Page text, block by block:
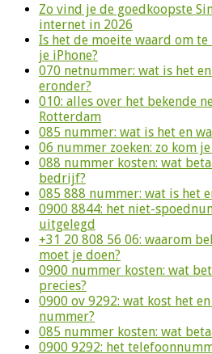
Zo vind je de goedkoopste
internet in 2026
Is het de moeite waard om te
je iPhone?
070 netnummer: wat is het
eronder?
010: alles over het bekende
Rotterdam
085 nummer: wat is het en
06 nummer zoeken: zo kom
088 nummer kosten: wat
bedrijf?
085 888 nummer: wat is het
0900 8844: het niet-
uitgelegd
+31 20 808 56 06: waarom
moet je doen?
0900 nummer kosten: wat
precies?
0900 ov 9292: wat kost het
nummer?
085 nummer kosten: wat
0900 9292: het